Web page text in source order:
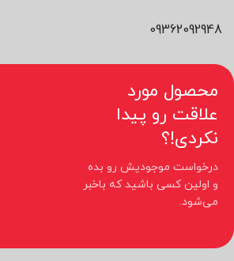
09362092948
محصول مورد
علاقت رو پیدا
نکردی!؟
درخواست موجودیش رو بده
و اولین کسی باشید که باخبر
می‌شود.